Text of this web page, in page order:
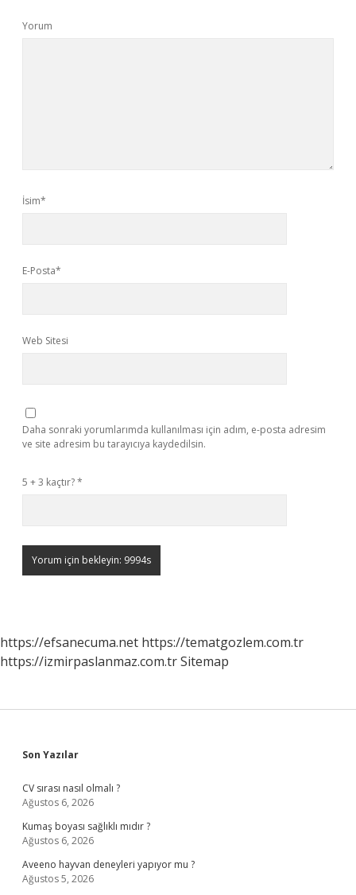
Yorum
İsim*
E-Posta*
Web Sitesi
Daha sonraki yorumlarımda kullanılması için adım, e-posta adresim
ve site adresim bu tarayıcıya kaydedilsin.
5 + 3 kaçtır?*
https://efsanecuma.net https://tematgozlem.com.tr
https://izmirpaslanmaz.com.trSitemap
Sidebar
Son Yazılar
CV sırası nasıl olmalı ?
Ağustos 6, 2026
Kumaş boyası sağlıklı mıdır ?
Ağustos 6, 2026
Aveeno hayvan deneyleri yapıyor mu ?
Ağustos 5, 2026